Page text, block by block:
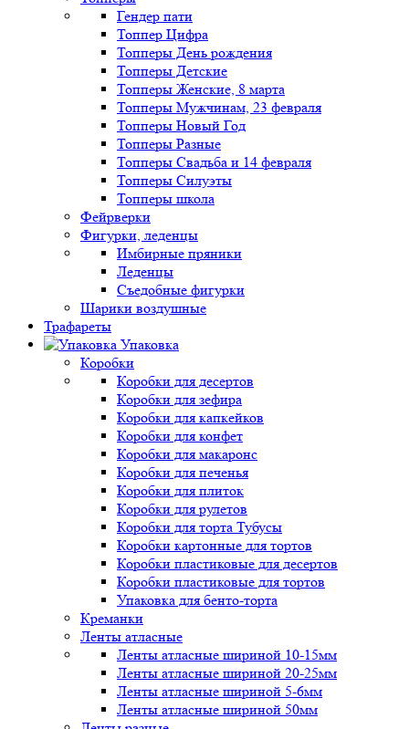
Гендер пати
Топпер Цифра
Топперы День рождения
Топперы Детские
Топперы Женские, 8 марта
Топперы Мужчинам, 23 февраля
Топперы Новый Год
Топперы Разные
Топперы Свадьба и 14 февраля
Топперы Силуэты
Топперы школа
Фейрверки
Фигурки, леденцы
Имбирные пряники
Леденцы
Съедобные фигурки
Шарики воздушные
Трафареты
Упаковка
Коробки
Коробки для десертов
Коробки для зефира
Коробки для капкейков
Коробки для конфет
Коробки для макаронс
Коробки для печенья
Коробки для плиток
Коробки для рулетов
Коробки для торта Тубусы
Коробки картонные для тортов
Коробки пластиковые для десертов
Коробки пластиковые для тортов
Упаковка для бенто-торта
Креманки
Ленты атласные
Ленты атласные шириной 10-15мм
Ленты атласные шириной 20-25мм
Ленты атласные шириной 5-6мм
Ленты атласные шириной 50мм